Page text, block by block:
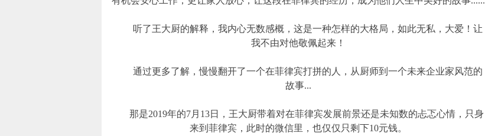
听了王大厨的解释，我内心无数感概，这是一种怎样的大格局，如此无私，大爱！让
我不由对他敬佩起来！
通过更多了解，慢慢翻开了一个在菲律宾打拼的人，从厨师到一个未来企业家风范的
故事...
那是2019年的7月13日，王大厨带着对在菲律宾发展前景还是未知数的忐忑心情，只身
来到菲律宾，此时的微信里，也仅仅只剩下10元钱。